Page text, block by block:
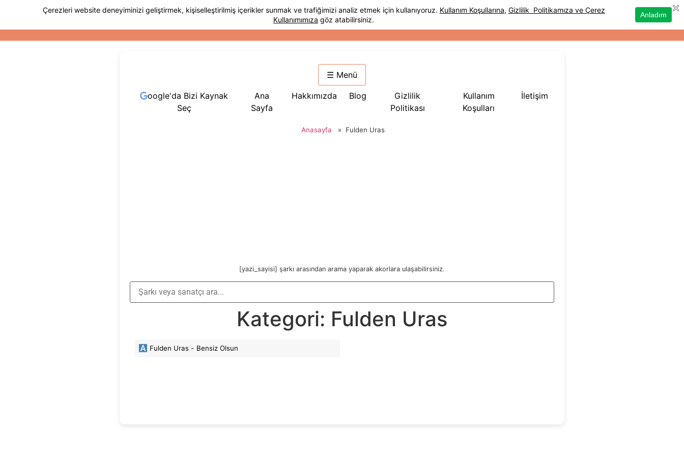
☰ Menü
oogle'da Bizi Kaynak
Seç
Ana
Sayfa
Hakkımızda Blog
Gizlilik
Politikası
Kullanım
Koşulları
İletişim
Anasayfa » Fulden Uras
[yazi_sayisi] şarkı arasından arama yaparak akorlara ulaşabilirsiniz.
Kategori: Fulden Uras
Fulden Uras - Bensiz Olsun